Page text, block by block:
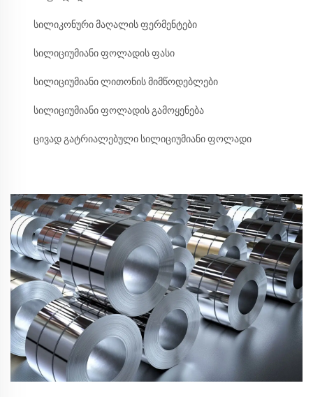
სილიკონური მაღალის ფერმენტები
სილიციუმიანი ფოლადის ფასი
სილიციუმიანი ლითონის მიმწოდებლები
სილიციუმიანი ფოლადის გამოყენება
ცივად გატრიალებული სილიციუმიანი ფოლადი